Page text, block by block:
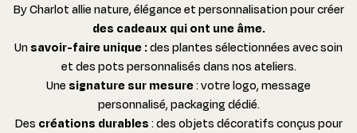
By Charlot allie nature, élégance et personnalisation pour créer
des cadeaux qui ont une âme.
Un savoir-faire unique :des plantes sélectionnées avec soin
et des pots personnalisés dans nos ateliers.
Une signature sur mesure: votre logo, message
personnalisé, packaging dédié.
Des créations durables: des objets décoratifs conçus pour